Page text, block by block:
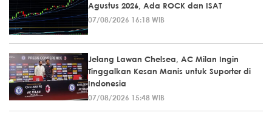
Agustus 2026, Ada ROCK dan ISAT
07/08/2026 16:18 WIB
Jelang Lawan Chelsea, AC Milan Ingin
Tinggalkan Kesan Manis untuk Suporter di
Indonesia
07/08/2026 15:48 WIB